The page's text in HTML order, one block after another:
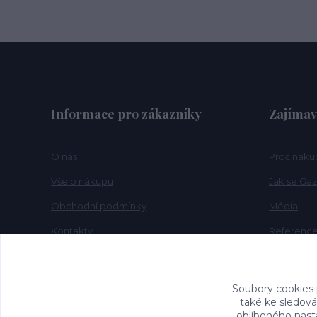
Informace pro zákazníky
O nás
Vše o nákupu
Obchodní podmínky
Kontakty
Proč
Jak se
Média
Soubory
také ke